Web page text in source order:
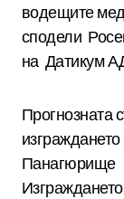
водещите
сподели
на Датикум
Прогнозната
Панагюрище